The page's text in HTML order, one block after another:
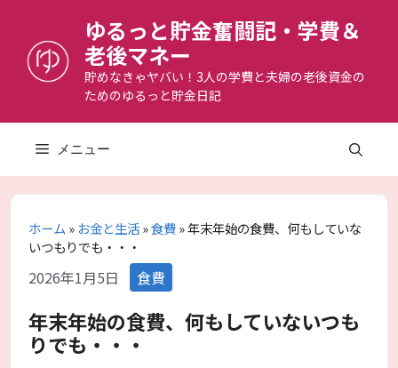
へ
ゆるっと貯金奮闘記・学費＆
老後マネー
貯めなきゃヤバい！3人の学費と夫婦の老後資金の
ためのゆるっと貯金日記
メニュー
ホーム» お金と生活»食費»年末年始の食費、何もしていな
いつもりでも・・・
2026年1月5日 カ
テ
ゴ
リ
食費
年末年始の食費、何もしていないつも
りでも・・・